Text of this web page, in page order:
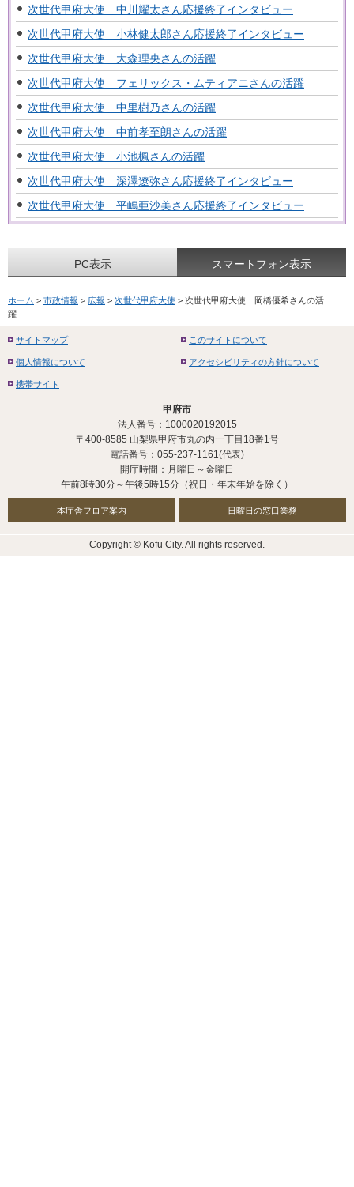
次世代甲府大使 中川耀太さん応援終了インタビュー
次世代甲府大使 小林健太郎さん応援終了インタビュー
次世代甲府大使 大森理央さんの活躍
次世代甲府大使 フェリックス・ムティアニさんの活躍
次世代甲府大使 中里樹乃さんの活躍
次世代甲府大使 中前孝至朗さんの活躍
次世代甲府大使 小池楓さんの活躍
次世代甲府大使 深澤遼弥さん応援終了インタビュー
次世代甲府大使 平嶋亜沙美さん応援終了インタビュー
PC表示 スマートフォン表示
ホーム > 市政情報 > 広報 > 次世代甲府大使 > 次世代甲府大使 岡橋優希さんの活
躍
サイトマップ このサイトについて
個人情報について アクセシビリティの方針について
携帯サイト
甲府市
法人番号：1000020192015
〒400-8585 山梨県甲府市丸の内一丁目18番1号
電話番号：055-237-1161(代表)
開庁時間：月曜日～金曜日
午前8時30分～午後5時15分（祝日・年末年始を除く）
本庁舎フロア案内 日曜日の窓口業務
Copyright © Kofu City. All rights reserved.